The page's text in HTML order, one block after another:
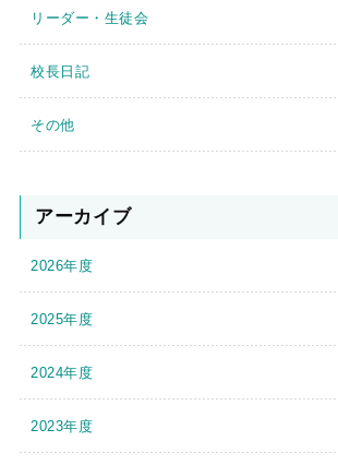
リーダー・生徒会
校長日記
その他
アーカイブ
2026年度
2025年度
2024年度
2023年度